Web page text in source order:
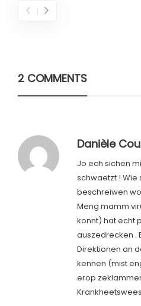
2 COMMENTS
Danièle
Jo ech sichen
schwaetzt ! Wie
beschreiwen
Meng mamm
konnt) hat echt
auszedrecken .
Direktionen an
kennen (mist
erop